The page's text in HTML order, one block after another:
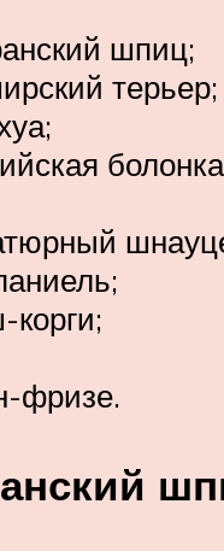
шпиц;
терьер;
фризе.